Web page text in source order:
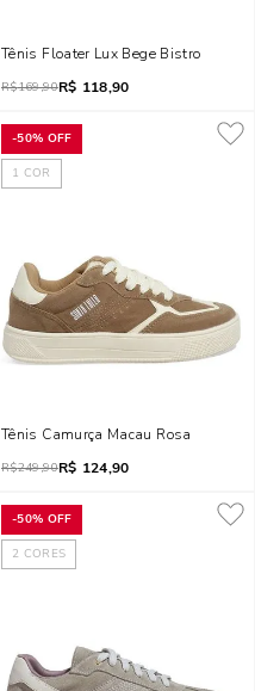
Tênis Floater Lux Bege Bistro
R$169,90R$ 118,90
-50% OFF
1 COR
Tênis Camurça Macau Rosa
R$249,90R$ 124,90
-50% OFF
2 CORES